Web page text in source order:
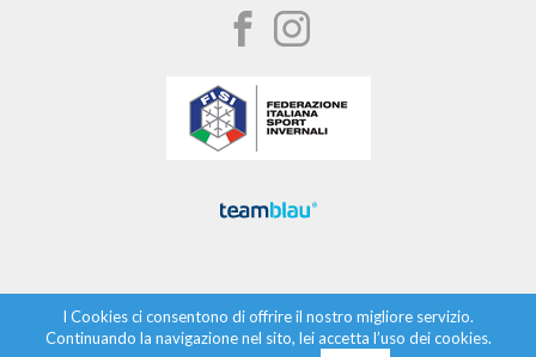
I Cookies ci consentono di offrire il nostro migliore servizio.
Continuando la navigazione nel sito, lei accetta l’uso dei cookies.